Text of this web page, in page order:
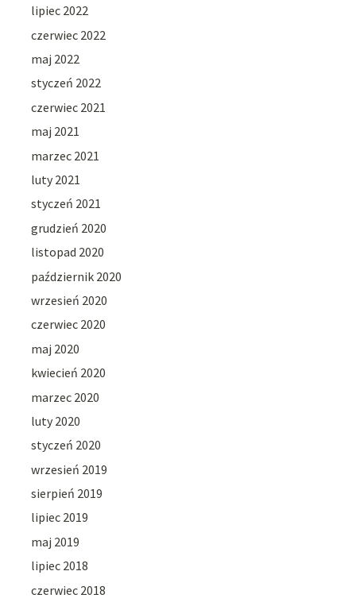
lipiec 2022
czerwiec 2022
maj 2022
styczeń 2022
czerwiec 2021
maj 2021
marzec 2021
luty 2021
styczeń 2021
grudzień 2020
listopad 2020
październik 2020
wrzesień 2020
czerwiec 2020
maj 2020
kwiecień 2020
marzec 2020
luty 2020
styczeń 2020
wrzesień 2019
sierpień 2019
lipiec 2019
maj 2019
lipiec 2018
czerwiec 2018